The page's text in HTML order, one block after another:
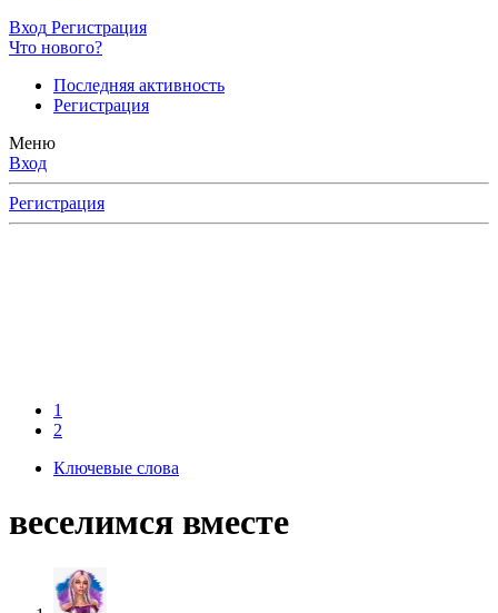
Вход Регистрация
Что нового?
Последняя активность
Регистрация
Меню
Вход
Регистрация
1
2
Ключевые слова
веселимся вместе